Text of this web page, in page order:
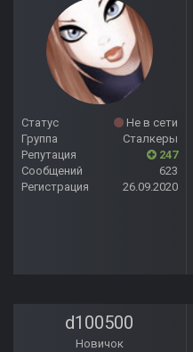
Статус
Не в сети
Группа
Сталкеры
Репутация
247
Сообщений
623
Регистрация
26.09.2020
d100500
Новичок